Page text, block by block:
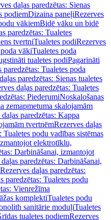
daļas paredzētas: Sienas
podiemDizaina paneļiRezerves
vākiemBidē vāku un bidē
paredzētas: Tualetes
tvertniTualetes podiRezerves
vākiTualetes poda
tualetes podiPagarināti
paredzētas: Tualetes poda
paredzētas: Sienas tualetes
daļas paredzētas: Tualetes
PiederumiNoskalošanas
zemapmetuma skalojamām
paredzētas: Kappa
tvertnēmRezerves daļas
Tualetes podu vadības sistēmas
elektrotīklu,
Darbināšanai, izmantojot
paredzētas: Darbināšanai,
Rezerves daļas paredzētas:
paredzētas: Tualetes podu
Vienrežīma
komplektiTualetes podu
sanitārie moduļiTualetes
tualetes podiemRezerves